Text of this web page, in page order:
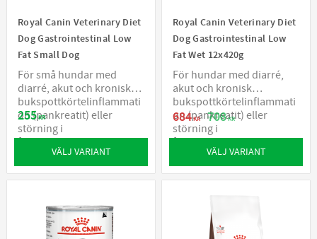
Royal Canin Veterinary Diet
Dog Gastrointestinal Low
Fat Small Dog
För små hundar med
diarré, akut och kronisk
bukspottkörtelinflammati
on (pankreatit) eller
störning i
fettomsättningen
255KR
VÄLJ VARIANT
Royal Canin Veterinary Diet
Dog Gastrointestinal Low
Fat Wet 12x420g
För hundar med diarré,
akut och kronisk
bukspottkörtelinflammati
on (pankreatit) eller
störning i
fettomsättningen
684KR 708KR
VÄLJ VARIANT